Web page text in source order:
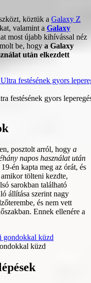
köztük a Galaxy Z
valamint a Galaxy
most újabb kihívással néz
be, hogy a Galaxy
után elkezdett
festésének gyors
posztolt arról, hogy a
napos használat után
én kapta meg az órát, és
tölteni kezdte,
sarokban található
állítása szerint nagy
és nem vett
Ennek ellenére a
küzd